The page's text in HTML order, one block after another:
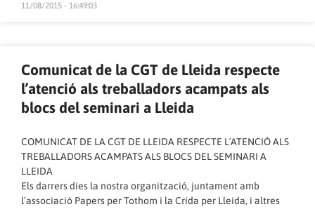
11/08/2015 - 16:49:03
Comunicat de la CGT de Lleida respecte
l’atenció als treballadors acampats als
blocs del seminari a Lleida
COMUNICAT DE LA CGT DE LLEIDA RESPECTE L´ATENCIÓ ALS
TREBALLADORS ACAMPATS ALS BLOCS DEL SEMINARI A
LLEIDA
Els darrers dies la nostra organització, juntament amb
l’associació Papers per Tothom i la Crida per Lleida, i altres